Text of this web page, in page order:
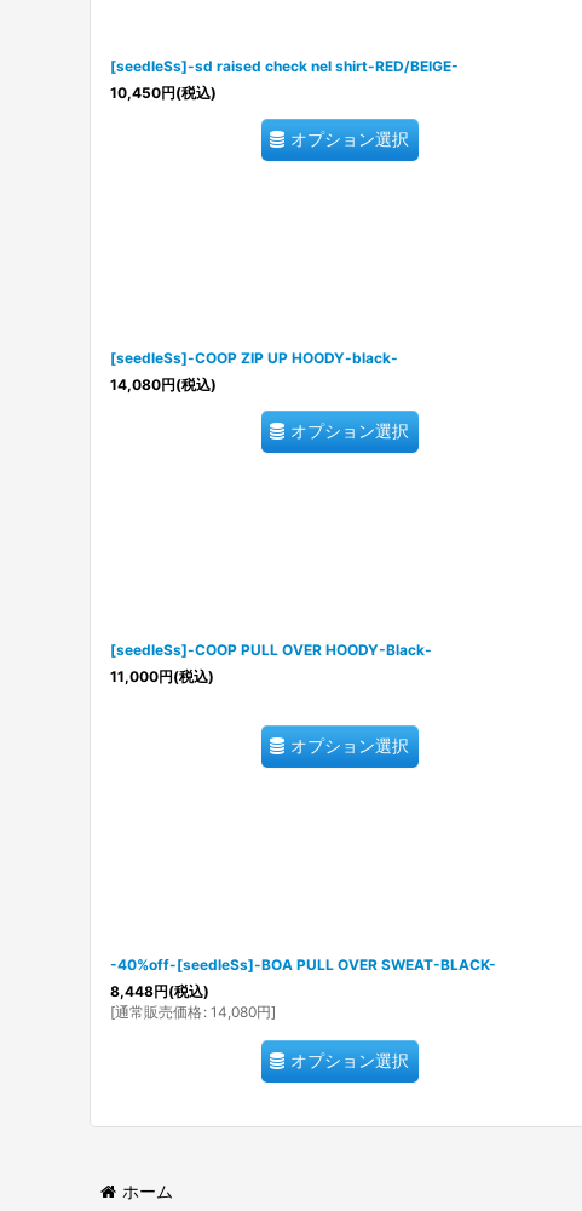
[seedleSs]-sd raised check nel shirt-RED/BEIGE-
10,450円(税込)
オプション選択
[seedleSs]-COOP ZIP UP HOODY-black-
14,080円(税込)
オプション選択
[seedleSs]-COOP PULL OVER HOODY-Black-
11,000円(税込)
オプション選択
-40%off-[seedleSs]-BOA PULL OVER SWEAT-BLACK-
8,448円(税込)
[通常販売価格: 14,080円]
オプション選択
ホーム